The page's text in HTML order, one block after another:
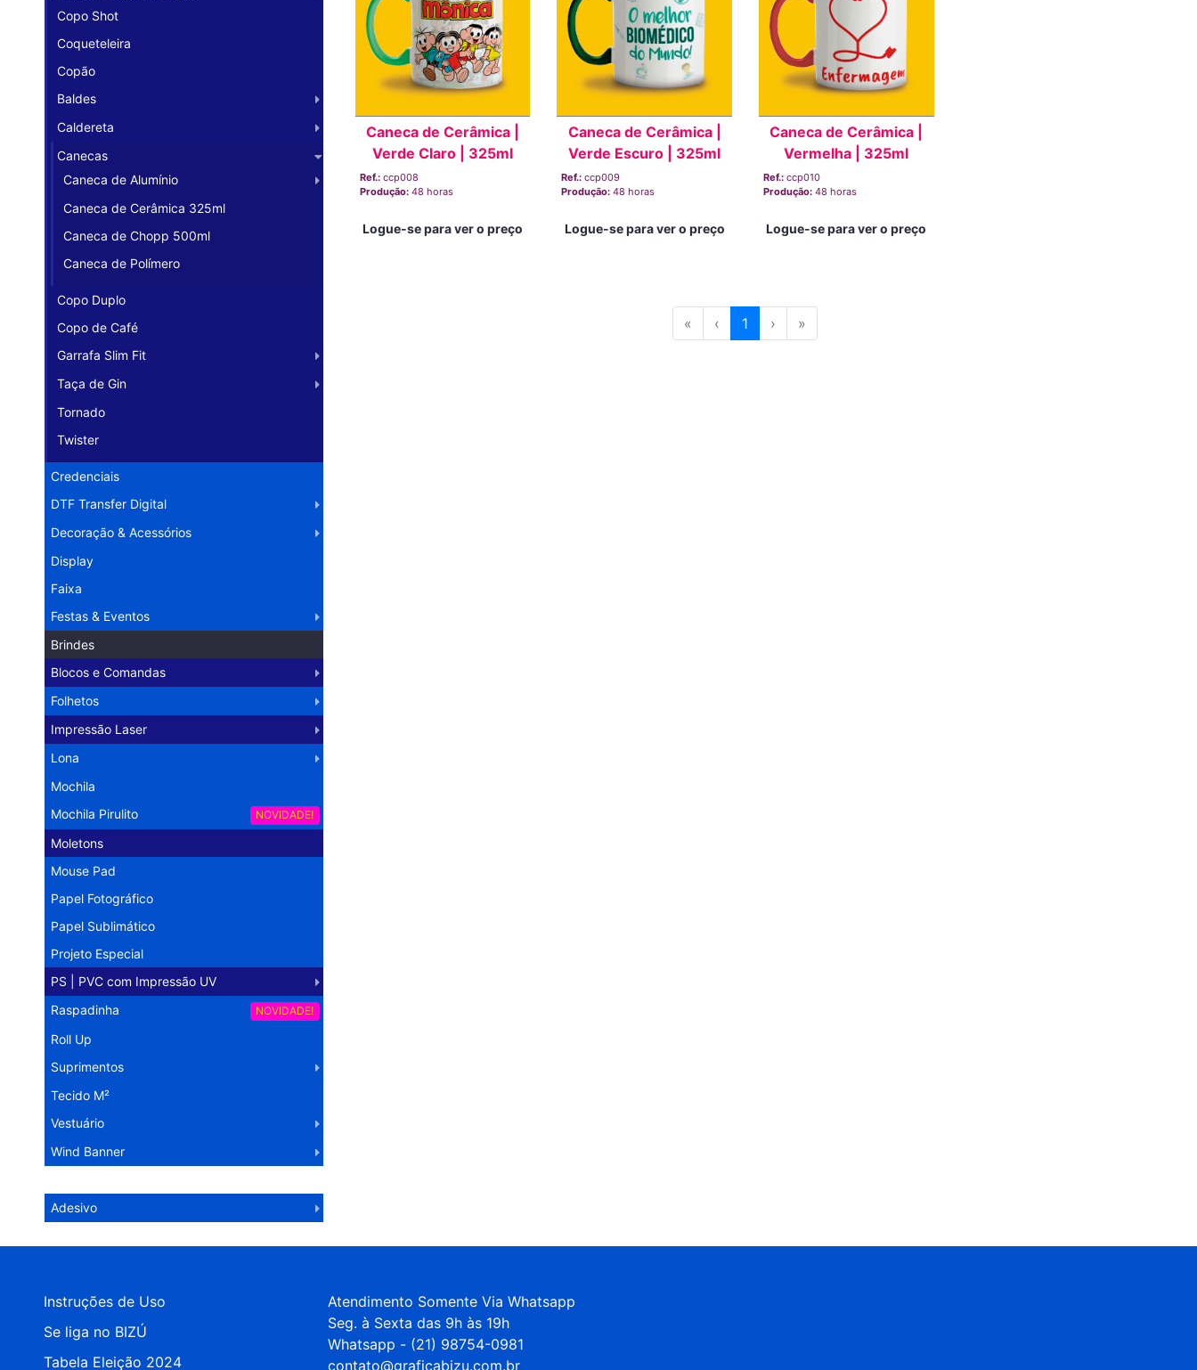
Copo Shot
Coqueteleira
Copão
Baldes
Caldereta
Canecas
Caneca de Alumínio
Caneca de Cerâmica 325ml
Caneca de Chopp 500ml
Caneca de Polímero
Copo Duplo
Copo de Café
Garrafa Slim Fit
Taça de Gin
Tornado
Twister
Credenciais
DTF Transfer Digital
Decoração & Acessórios
Display
Faixa
Festas & Eventos
Brindes
Blocos e Comandas
Folhetos
Impressão Laser
Lona
Mochila
NOVIDADE!
Mochila Pirulito
Moletons
Mouse Pad
Papel Fotográfico
Papel Sublimático
Projeto Especial
PS | PVC com Impressão UV
NOVIDADE!
Raspadinha
Roll Up
Suprimentos
Tecido M²
Vestuário
Wind Banner
Adesivo
Caneca de Cerâmica |
Verde Claro | 325ml
Ref.: ccp008
Produção: 48 horas
Logue-se para ver o preço
Caneca de Cerâmica |
Verde Escuro | 325ml
Ref.:ccp009
Produção:48 horas
Logue-se para ver o preço
Caneca de Cerâmica |
Vermelha | 325ml
Ref.: ccp010
Produção: 48 horas
Logue-se para ver o preço
« ‹ 1 › »
Instruções de Uso
Se liga no BIZÚ
Tabela Eleição 2024
Atendimento Somente Via Whatsapp
Seg. à Sexta das 9h às 19h
Whatsapp - (21) 98754-0981
contato@graficabizu.com.br